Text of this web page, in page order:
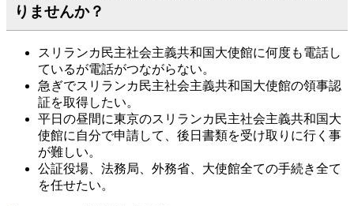
りませんか？
スリランカ民主社会主義共和国大使館に何度も電話し
ているが電話がつながらない。
急ぎでスリランカ民主社会主義共和国大使館の領事認
証を取得したい。
平日の昼間に東京のスリランカ民主社会主義共和国大
使館に自分で申請して、後日書類を受け取りに行く事
が難しい。
公証役場、法務局、外務省、大使館全ての手続き全て
を任せたい。